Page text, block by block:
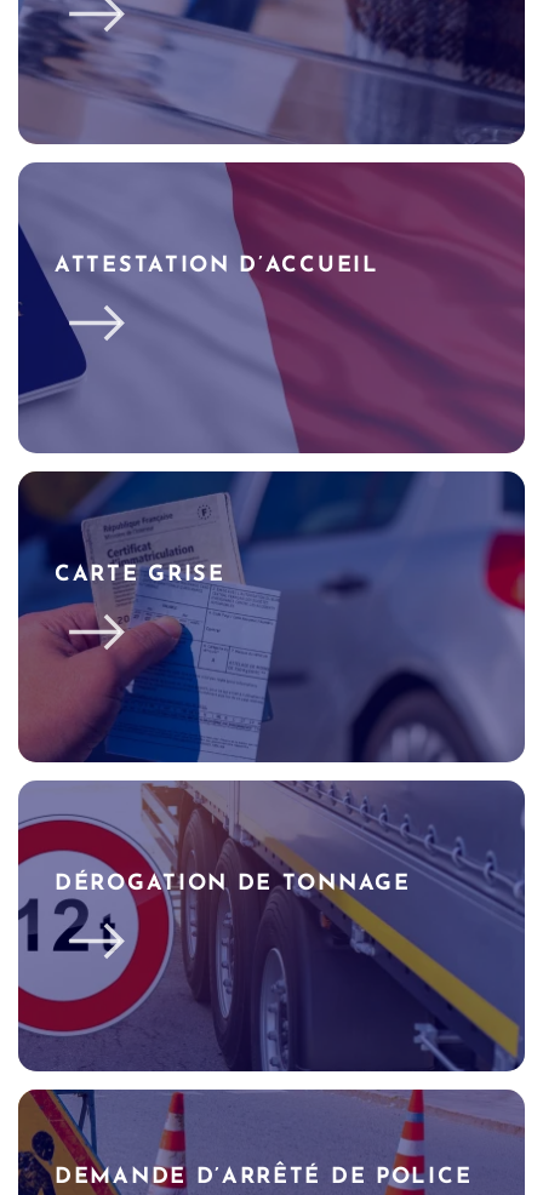
ATTESTATION D’ACCUEIL
CARTE GRISE
DÉROGATION DE TONNAGE
DEMANDE D’ARRÊTÉ DE POLICE